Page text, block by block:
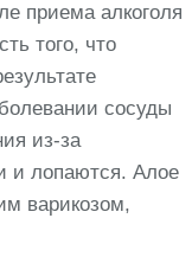
приема алкоголя
того, что
сосуды
из-за
и лопаются. Алое
варикозом,